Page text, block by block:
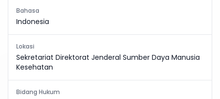
Bahasa
Indonesia
Lokasi
Sekretariat Direktorat Jenderal Sumber Daya Manusia
Kesehatan
Bidang Hukum